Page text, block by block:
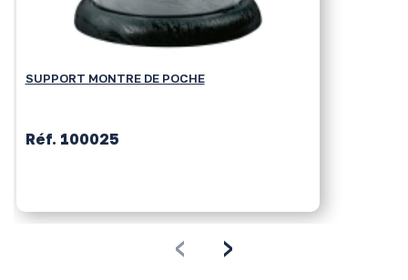
SUPPORT MONTRE DE POCHE
Réf. 100025
‹ ›